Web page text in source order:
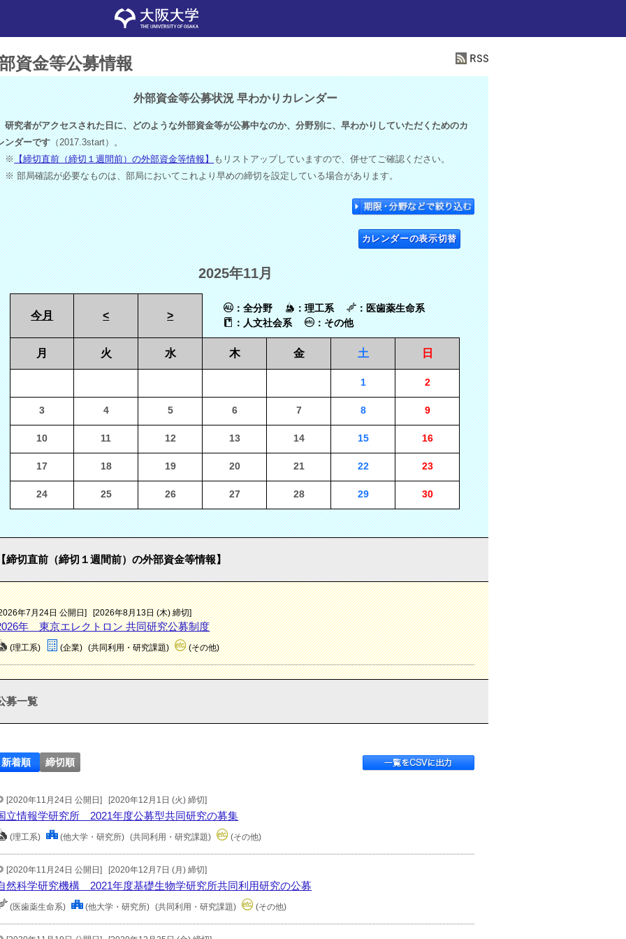
資金等公募情報
外部資金等公募状況 早わかりカレンダー
究者がアクセスされた日に、どのような外部資金等が公募中なのか、分野別に、早わかりしていただくためのカ
ンダーです（2017.3start）。
【締切直前（締切１週間前）の外部資金等情報】もリストアップしていますので、併せてご確認ください。
部局確認が必要なものは、部局においてこれより早めの締切を設定している場合があります。
カレンダーの表示切替
2025年11月
今月 < >
：全分野 ：理工系
：医歯薬生命系
：人文社会系
：その他
月 火 水 木 金 土 日
1 2
3 4 5 6 7 8 9
10 11 12 13 14 15 16
17 18 19 20 21 22 23
24 25 26 27 28 29 30
【締切直前（締切１週間前）の外部資金等情報】
年7月24日 公開日] [2026年8月13日 (木) 締切]
年 東京エレクトロン 共同研究公募制度
(理工系) (企業) (共同利用・研究課題) (その他)
募一覧
新着順 締切順
[2020年11月24日 公開日] [2020年12月1日 (火) 締切]
立情報学研究所 2021年度公募型共同研究の募集
(理工系) (他大学・研究所) (共同利用・研究課題) (その他)
[2020年11月24日 公開日] [2020年12月7日 (月) 締切]
然科学研究機構 2021年度基礎生物学研究所共同利用研究の公募
(医歯薬生命系) (他大学・研究所) (共同利用・研究課題) (その他)